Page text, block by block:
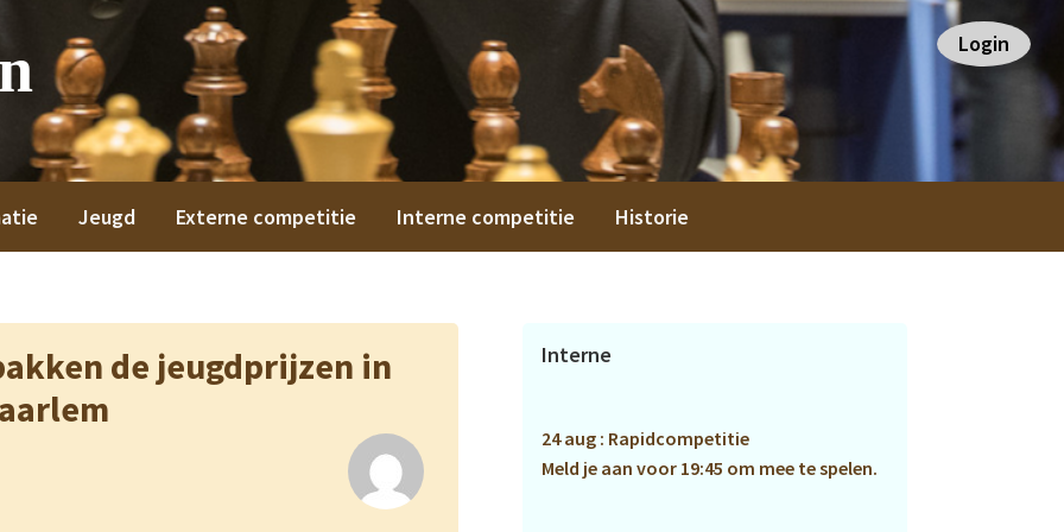
Login
Jeugd Externe competitie Interne competitie Historie
de jeugdprijzen in
Primaire
Interne
24 aug : Rapidcompetitie
Meld je aan voor 19:45 om mee te spelen.